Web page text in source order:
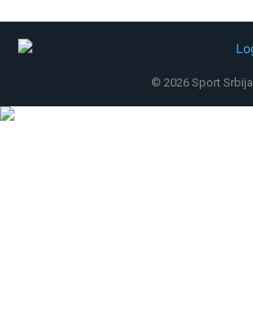
© 2026 Sport Srbija